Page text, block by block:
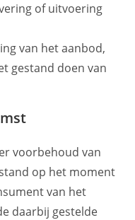
of uitvoering
van het aanbod,
gestand doen van
voorbehoud van
op het moment
van het
daarbij gestelde